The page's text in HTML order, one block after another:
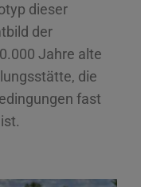
dieser
der
Jahre alte
die
fast